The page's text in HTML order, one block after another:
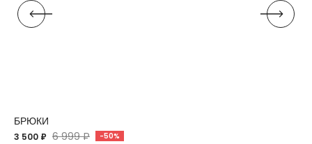
БРЮКИ
3 500 ₽ 6 999 ₽ -50%